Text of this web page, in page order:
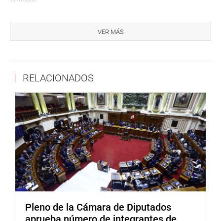
Gobierno Regional de Tumbes, a fin de que sus
representantes sean convocados, incluso de grado o
“Tumbes no es la excepción. Lamentablemente, se han
realizado allanamientos a funcionarios del gobierno
regional por presuntos actos de corrupción. Entre los
involucrados figuran familiares, asesores y directores
regionales”, precisó Ventura Ángel.
Por su parte, el congresista Juan Burgos Oliveros (PP)
planteó que también se incluya al Gobierno Regional de
La Libertad, debido a graves denuncias de irregularidades
en contratos del corredor vial de La Libertad, con elevados
determinadas empresas vinculadas al gobernador
VER MÁS
RELACIONADOS
Pleno de la Cámara de Diputados